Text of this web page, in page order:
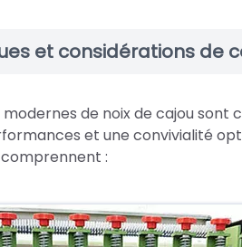
et considérations de
de noix de cajou sont
et une convivialité
: